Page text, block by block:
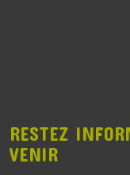
RESTEZ
VENIR